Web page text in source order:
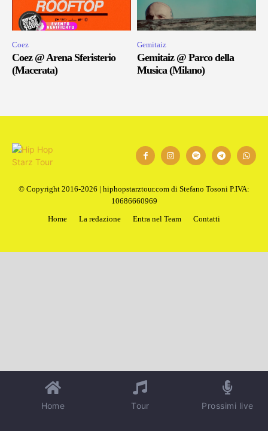
Coez
Coez @ Arena Sferisterio
(Macerata)
Gemitaiz
Gemitaiz @ Parco della
Musica (Milano)
© Copyright 2016-2026 | hiphopstarztour.com di Stefano Tosoni P.IVA:
10686660969
Home
La redazione Entra nel Team Contatti
Home Tour Prossimi live